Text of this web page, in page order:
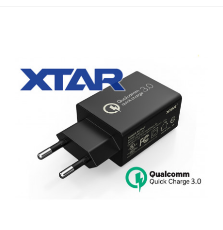
Noco Genius 2EU е компактно миниатюрно зарядно устройство,
предназначено за зареждане на всякакви видове оловни
акумулатори с напрежение 6V и 12V (оловно-киселинни, AGM, EFB,
калциеви) с капацитет до 40 Ah. Noco Genius 2EU е съвместимо с
всички разновидности на този тип акумулатори (стартерни, тягови)
и може да зарежда изтощени елементи с напрежение на терми..